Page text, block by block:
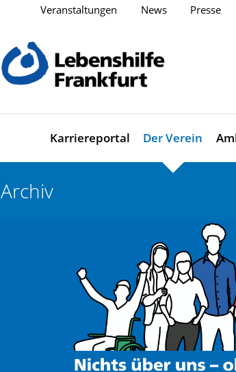
Veranstaltungen News Presse
Karriereportal Der Verein
Archiv